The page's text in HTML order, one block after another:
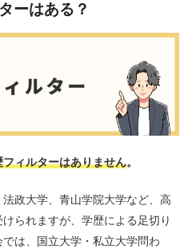
ーはある？
フィルターはありません。
政大学、青山学院大学など、高
られますが、学歴による足切り
は、国立大学・私立大学問わ